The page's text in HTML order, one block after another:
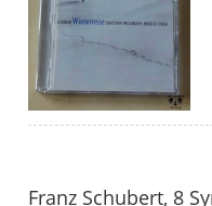
Franz Schubert, 8